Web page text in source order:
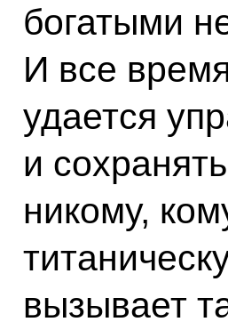
богатыми
И все
удается
и
никому,
вызывает